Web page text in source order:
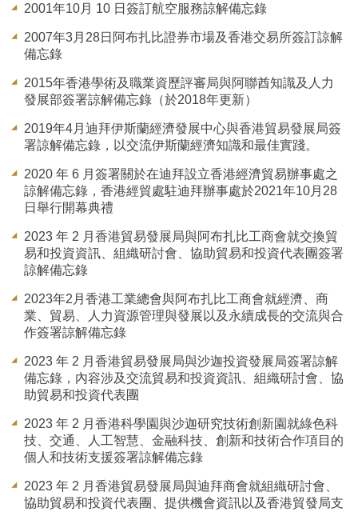
2001年10月 10 日簽訂航空服務諒解備忘錄
2007年3月28日阿布扎比證券市場及香港交易所簽訂諒解
備忘錄
2015年香港學術及職業資歷評審局與阿聯酋知識及人力
發展部簽署諒解備忘錄（於2018年更新）
2019年4月迪拜伊斯蘭經濟發展中心與香港貿易發展局簽
署諒解備忘錄，以交流伊斯蘭經濟知識和最佳實踐。
2020 年 6 月簽署關於在迪拜設立香港經濟貿易辦事處之
諒解備忘錄，香港經貿處駐迪拜辦事處於2021年10月28
日舉行開幕典禮
2023 年 2 月香港貿易發展局與阿布扎比工商會就交換貿
易和投資資訊、組織研討會、協助貿易和投資代表團簽署
諒解備忘錄
2023年2月香港工業總會與阿布扎比工商會就經濟、商
業、貿易、人力資源管理與發展以及永續成長的交流與合
作簽署諒解備忘錄
2023 年 2 月香港貿易發展局與沙迦投資發展局簽署諒解
備忘錄，內容涉及交流貿易和投資資訊、組織研討會、協
助貿易和投資代表團
2023 年 2 月香港科學園與沙迦研究技術創新園就綠色科
技、交通、人工智慧、金融科技、創新和技術合作項目的
個人和技術支援簽署諒解備忘錄
2023 年 2 月香港貿易發展局與迪拜商會就組織研討會、
協助貿易和投資代表團、提供機會資訊以及香港貿發局支